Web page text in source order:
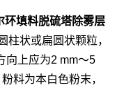
填料脱硫塔除雾层
柱状或扁圆状颗粒，
向上应为2 mm～5
料为本白色粉末，